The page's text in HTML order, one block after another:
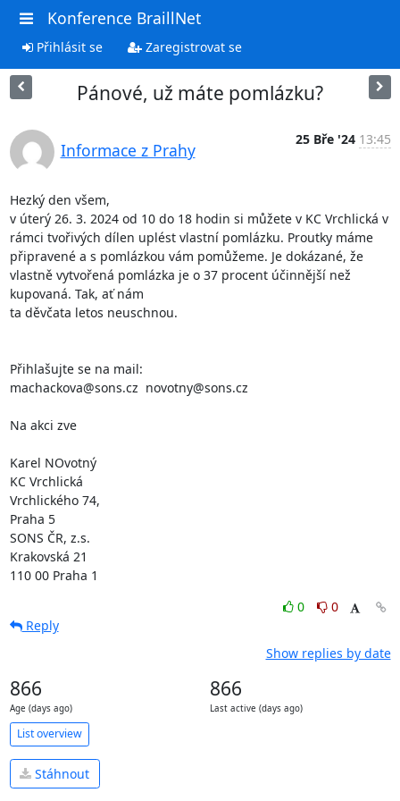
Konference BraillNet
Přihlásit se Zaregistrovat se
Pánové, už máte pomlázku?
Informace z Prahy
25 Bře '24 13:45
Hezký den všem,
v úterý 26. 3. 2024 od 10 do 18 hodin si můžete v KC Vrchlická v
rámci tvořivých dílen uplést vlastní pomlázku. Proutky máme
připravené a s pomlázkou vám pomůžeme. Je dokázané, že
vlastně vytvořená pomlázka je o 37 procent účinnější než
kupovaná. Tak, ať nám
ta děvčata letos neuschnou.
Přihlašujte se na mail:
machackova@sons.cz  novotny@sons.cz
Na akci zve
Karel NOvotný
KC Vrchlická
Vrchlického 74,
Praha 5
SONS ČR, z.s.
Krakovská 21
110 00 Praha 1
0
0
Reply
Show replies by date
866
Age (days ago)
866
Last active (days ago)
List overview
Stáhnout